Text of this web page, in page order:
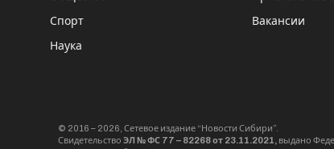
Спорт
Наука
Вакансии
© 2016 – 2026, Сетевое издание “Новости Сибири”.
Свидетельство ЭЛ № ФС 77 – 82268 от 23.11.2021, выдано